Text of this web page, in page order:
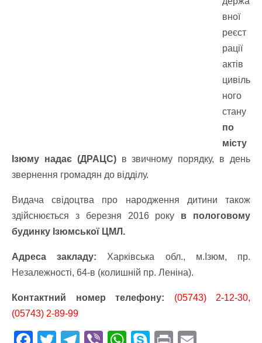
вної
реєст
рації
актів
цивіль
ного
стану
по
місту
Ізюму надає (ДРАЦС)в звичному порядку, в день
звернення громадян до відділу.
Видача свідоцтва про народження дитини також
здійснюється з березня 2016 року в пологовому
будинку Ізюмської ЦМЛ.
Адреса закладу: Харківська обл., м.Ізюм, пр.
Незалежності, 64-в (колишній пр. Леніна).
Контактний номер телефону:
(05743) 2-12-30,
(05743) 2-89-99